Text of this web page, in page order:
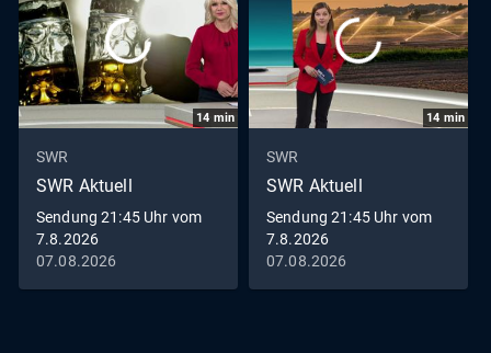
14 min
SWR
SWR Aktuell
Sendung 21:45 Uhr vom
7.8.2026
07.08.2026
14 min
SWR
SWR Aktuell
Sendung 21:45 Uhr vom
7.8.2026
07.08.2026